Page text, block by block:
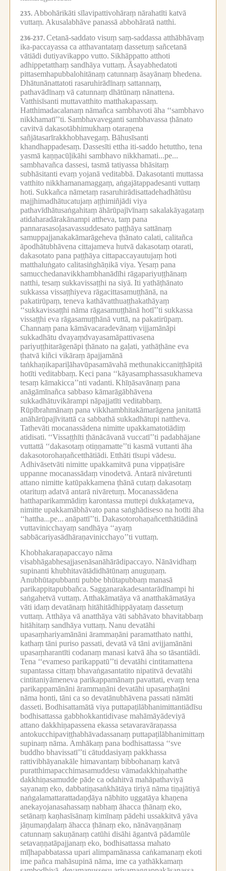
235. Abbohārikāti sīlavipattivohāraṃ nārahatīti katvā
vuttaṃ. Akusalabhāve panassā abbohāratā natthi.
236-237. Cetanā-saddato visuṃ saṃ-saddassa atthābhāvaṃ
ika-paccayassa ca atthavantataṃ dassetuṃ sañcetanā
vātiādi dutiyavikappo vutto. Sikhāppatto atthoti
adhippetatthaṃ sandhāya vuttaṃ. Āsayabhedatoti
pittasemhapubbalohitānaṃ catunnaṃ āsayānaṃ bhedena.
Dhātunānattatoti rasaruhirādīnaṃ sattannaṃ,
pathavādīnaṃ vā catunnaṃ dhātūnaṃ nānattena.
Vatthisīsanti muttavatthito matthakapassaṃ.
Hatthimadacalanaṃ nāmañca sambhavoti āha ‘‘sambhavo
nikkhamatī’’ti. Sambhavaveganti sambhavassa ṭhānato
cavitvā dakasotābhimukhaṃ otaraṇena
sañjātasarīrakkhobhavegaṃ. Bāhusīsanti
khandhappadesaṃ. Dassesīti ettha iti-saddo hetuttho, tena
yasmā kaṇṇacūḷikāhi sambhavo nikkhamati...pe...
sambhavañca dassesi, tasmā tatiyassa bhāsitaṃ
subhāsitanti evaṃ yojanā veditabbā. Dakasotanti muttassa
vatthito nikkhamanamaggaṃ, aṅgajātappadesanti vuttaṃ
hoti. Sukkañca nāmetaṃ rasaruhirādisattadehadhātūsu
majjhimadhātucatujaṃ aṭṭhimiñjādi viya
pathavīdhātusaṅgahitaṃ āhārūpajīvīnaṃ sakalakāyagataṃ
atidaharadārakānampi attheva, taṃ pana
pannarasasoḷasavassuddesato paṭṭhāya sattānaṃ
samuppajjanakakāmarāgeheva ṭhānato calati, calitañca
āpodhātubhāvena cittajameva hutvā dakasotaṃ otarati,
dakasotato pana paṭṭhāya cittapaccayautujaṃ hoti
matthaluṅgato calitasiṅghāṇikā viya. Yesaṃ pana
samucchedanavikkhambhanādīhi rāgapariyuṭṭhānaṃ
natthi, tesaṃ sukkavissaṭṭhi na siyā. Iti yathāṭhānato
sukkassa vissaṭṭhiyeva rāgacittasamuṭṭhānā, na
pakatirūpaṃ, teneva kathāvatthuaṭṭhakathāyaṃ
‘‘sukkavissaṭṭhi nāma rāgasamuṭṭhānā hotī’’ti sukkassa
vissaṭṭhi eva rāgasamuṭṭhānā vuttā, na pakatirūpaṃ.
Channaṃ pana kāmāvacaradevānaṃ vijjamānāpi
sukkadhātu dvayaṃdvayasamāpattivasena
pariyuṭṭhitarāgenāpi ṭhānato na gaḷati, yathāṭhāne eva
ṭhatvā kiñci vikāraṃ āpajjamānā
taṅkhaṇikapariḷāhavūpasamāvahā methunakiccaniṭṭhāpitā
hotīti veditabbaṃ. Keci pana ‘‘kāyasamphassasukhameva
tesaṃ kāmakicca’’nti vadanti. Khīṇāsavānaṃ pana
anāgāmīnañca sabbaso kāmarāgābhāvena
sukkadhātuvikārampi nāpajjatīti veditabbaṃ.
Rūpībrahmānaṃ pana vikkhambhitakāmarāgena janitattā
anāhārūpajīvitattā ca sabbathā sukkadhātupi nattheva.
Tathevāti mocanassādena nimitte upakkamatotiādiṃ
atidisati. ‘‘Vissaṭṭhīti ṭhānācāvanā vuccatī’’ti padabhājane
vuttattā ‘‘dakasotaṃ otiṇṇamatte’’ti kasmā vuttanti āha
dakasotorohaṇañcetthātiādi. Etthāti tīsupi vādesu.
Adhivāsetvāti nimitte upakkamitvā puna vippaṭisāre
uppanne mocanassādaṃ vinodetvā. Antarā nivāretunti
attano nimitte katūpakkamena ṭhānā cutaṃ dakasotaṃ
otarituṃ adatvā antarā nivāretuṃ. Mocanassādena
hatthaparikammādiṃ karontassa muttepi dukkaṭameva,
nimitte upakkamābhāvato pana saṅghādiseso na hotīti āha
‘‘hattha...pe... anāpattī’’ti. Dakasotorohaṇañcetthātiādinā
vuttavinicchayaṃ sandhāya ‘‘ayaṃ
sabbācariyasādhāraṇavinicchayo’’ti vuttaṃ.
Khobhakaraṇapaccayo nāma
visabhāgabhesajjasenāsanāhārādipaccayo. Nānāvidhaṃ
supinanti khubhitavātādidhātūnaṃ anuguṇaṃ.
Anubhūtapubbanti pubbe bhūtapubbaṃ manasā
parikappitapubbañca. Sagganarakadesantarādīnampi hi
saṅgahetvā vuttaṃ. Atthakāmatāya vā anatthakāmatāya
vāti idaṃ devatānaṃ hitāhitādhippāyataṃ dassetuṃ
vuttaṃ. Atthāya vā anatthāya vāti sabhāvato bhavitabbaṃ
hitāhitaṃ sandhāya vuttaṃ. Nanu devatāhi
upasaṃhariyamānāni ārammaṇāni paramatthato natthi,
kathaṃ tāni puriso passati, devatā vā tāni avijjamānāni
upasaṃharantīti codanaṃ manasi katvā āha so tāsantiādi.
Tena ‘‘evameso parikappatū’’ti devatāhi cintitamattena
supantassa cittaṃ bhavaṅgasantatito nipatitvā devatāhi
cintitaniyāmeneva parikappamānaṃ pavattati, evaṃ tena
parikappamānāni ārammaṇāni devatāhi upasaṃhaṭāni
nāma honti, tāni ca so devatānubhāvena passati nāmāti
dasseti. Bodhisattamātā viya puttapaṭilābhanimittantiādīsu
bodhisattassa gabbhokkantidivase mahāmāyādeviyā
attano dakkhiṇapassena ekassa setavaravāraṇassa
antokucchipaviṭṭhabhāvadassanaṃ puttapaṭilābhanimittaṃ
supinaṃ nāma. Amhākaṃ pana bodhisattassa ‘‘sve
buddho bhavissatī’’ti cātuddasiyaṃ pakkhassa
rattivibhāyanakāle himavantaṃ bibbohanaṃ katvā
puratthimapacchimasamuddesu vāmadakkhiṇahatthe
dakkhiṇasamudde pāde ca odahitvā mahāpathaviyā
sayanaṃ eko, dabbatiṇasaṅkhātāya tiriyā nāma tiṇajātiyā
naṅgalamattarattadaṇḍāya nābhito uggatāya khaṇena
anekayojanasahassaṃ nabhaṃ āhacca ṭhānaṃ eko,
setānaṃ kaṇhasīsānaṃ kimīnaṃ pādehi ussakkitvā yāva
jāṇumaṇḍalaṃ āhacca ṭhānaṃ eko, nānāvaṇṇānaṃ
catunnaṃ sakuṇānaṃ catūhi disāhi āgantvā pādamūle
setavaṇṇatāpajjanaṃ eko, bodhisattassa mahato
mīḷhapabbatassa upari alimpamānassa caṅkamanaṃ ekoti
ime pañca mahāsupinā nāma, ime ca yathākkamaṃ